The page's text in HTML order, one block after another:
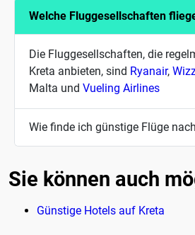
Welche Fluggesellschaften
Die Fluggesellschaften, die
Kreta anbieten, sind Ryanair,
Malta und Vueling Airlines
Wie finde ich günstige Flüge
Sie können auch
Günstige Hotels auf Kreta